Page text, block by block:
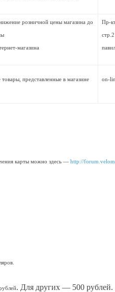
розничной цены магазина до
магазина
Пр-
товары, представленные в магазине on-
карты можно здесь — http://
. Для других — 500 рублей.